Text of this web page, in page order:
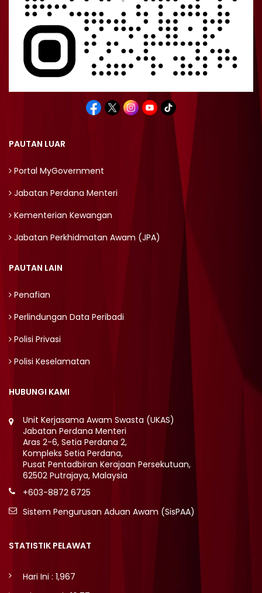
PAUTAN LUAR
Portal MyGovernment
Jabatan Perdana Menteri
Kementerian Kewangan
Jabatan Perkhidmatan Awam (JPA)
PAUTAN LAIN
Penafian
Perlindungan Data Peribadi
Polisi Privasi
Polisi Keselamatan
HUBUNGI KAMI
Unit Kerjasama Awam Swasta (UKAS)
Jabatan Perdana Menteri
Aras 2-6, Setia Perdana 2,
Kompleks Setia Perdana,
Pusat Pentadbiran Kerajaan Persekutuan,
62502 Putrajaya, Malaysia
+603-8872 6725
Sistem Pengurusan Aduan Awam (SisPAA)
STATISTIK PELAWAT
Hari Ini : 1,967